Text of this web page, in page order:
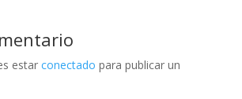
estar conectado para publicar un